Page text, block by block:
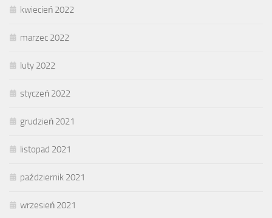
kwiecień 2022
marzec 2022
luty 2022
styczeń 2022
grudzień 2021
listopad 2021
październik 2021
wrzesień 2021